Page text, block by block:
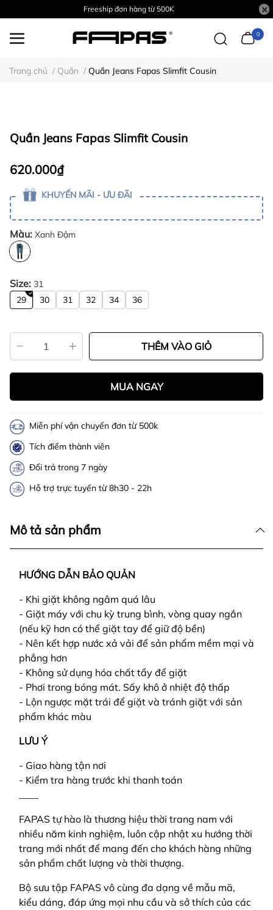
Freeship đơn hàng từ 500K
0
Trang chủ / Quần / Quần Jeans Fapas Slimfit Cousin
Quần Jeans Fapas Slimfit Cousin
620.000₫
KHUYẾN MÃI - ƯU ĐÃI
Màu: Xanh Đậm
Size: 31
29
30 31 32 34 36
THÊM VÀO GIỎ
MUA NGAY
Miễn phí vận chuyển đơn từ 500k
Tích điểm thành viên
Đổi trả trong 7 ngày
Hỗ trợ trực tuyến từ 8h30 - 22h
Mô tả sản phẩm
HƯỚNG DẪN BẢO QUẢN
- Khi giặt không ngâm quá lâu
- Giặt máy với chu kỳ trung bình, vòng quay ngắn
(nếu kỹ hơn có thể giặt tay để giữ độ bền)
- Nên kết hợp nước xả vải để sản phẩm mềm mại và
phẳng hơn
- Không sử dụng hóa chất tẩy để giặt
- Phơi trong bóng mát. Sấy khô ở nhiệt độ thấp
- Lộn ngược mặt trái để giặt và tránh giặt với sản
phẩm khác màu
LƯU Ý
- Giao hàng tận nơi
- Kiểm tra hàng trước khi thanh toán
FAPAS tự hào là thương hiệu thời trang nam với
nhiều năm kinh nghiệm, luôn cập nhật xu hướng thời
trang mới nhất để mang đến cho khách hàng những
sản phẩm chất lượng và thời thượng.
Bộ sưu tập FAPAS vô cùng đa dạng về mẫu mã,
kiểu dáng, đáp ứng mọi nhu cầu và sở thích của các